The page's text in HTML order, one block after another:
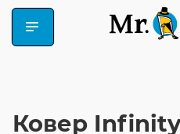
Ковер Infinity